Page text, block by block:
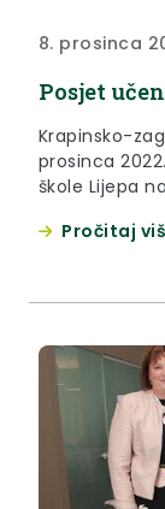
8. prosinca
Posjet
Krapinsko-
prosinca
škole Lijepa
Pročitaj